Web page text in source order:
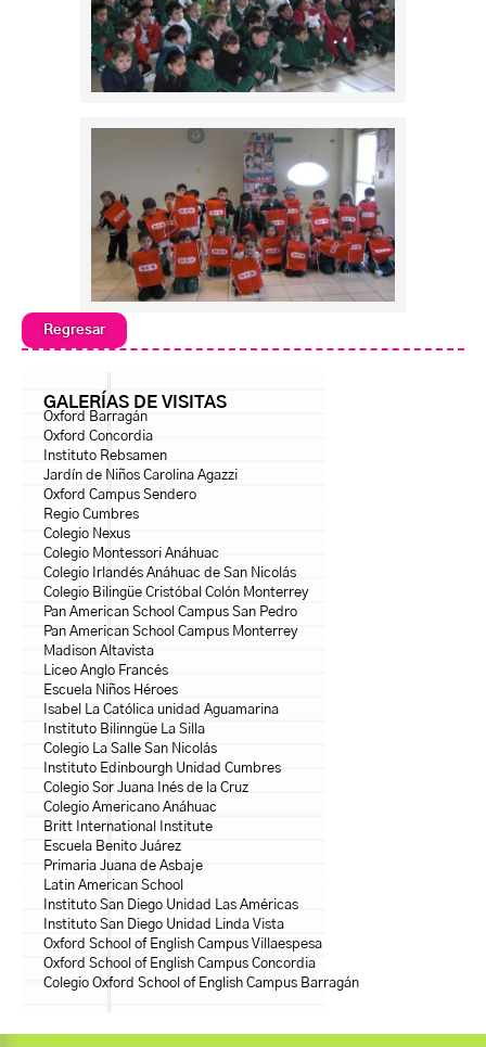
Regresar
GALERÍAS DE VISITAS
Oxford Barragán
Oxford Concordia
Instituto Rebsamen
Jardín de Niños Carolina Agazzi
Oxford Campus Sendero
Regio Cumbres
Colegio Nexus
Colegio Montessori Anáhuac
Colegio Irlandés Anáhuac de San Nicolás
Colegio Bilingüe Cristóbal Colón Monterrey
Pan American School Campus San Pedro
Pan American School Campus Monterrey
Madison Altavista
Liceo Anglo Francés
Escuela Niños Héroes
Isabel La Católica unidad Aguamarina
Instituto Bilinngüe La Silla
Colegio La Salle San Nicolás
Instituto Edinbourgh Unidad Cumbres
Colegio Sor Juana Inés de la Cruz
Colegio Americano Anáhuac
Britt International Institute
Escuela Benito Juárez
Primaria Juana de Asbaje
Latin American School
Instituto San Diego Unidad Las Américas
Instituto San Diego Unidad Linda Vista
Oxford School of English Campus Villaespesa
Oxford School of English Campus Concordia
Colegio Oxford School of English Campus Barragán